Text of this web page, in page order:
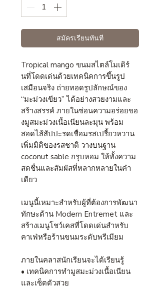
สมัครเรียนทันที
Tropical mango ขนมสไตล์โมเดิร์
นที่โดดเด่นด้วยเทคนิคการขึ้นรูป
เสมือนจริง ถ่ายทอดรูปลักษณ์ของ
“มะม่วงเขียว” ได้อย่างสวยงามและ
สร้างสรรค์ ภายในซ่อนความอร่อยขอ
งมูสมะม่วงเนื้อเนียนละมุน พร้อม
สอดไส้สัปปะรดเชื่อมรสเปรี้ยวหวาน
เพิ่มมิติของรสชาติ วางบนฐาน
coconut sable กรุบหอม ให้ทั้งความ
สดชื่นและสัมผัสที่หลากหลายในคำ
เดียว
เมนูนี้เหมาะสำหรับผู้ที่ต้องการพัฒนา
ทักษะด้าน Modern Entremet และ
สร้างเมนูโชว์เคสที่โดดเด่นสำหรับ
คาเฟ่หรือร้านขนมระดับพรีเมียม
ภายในคลาสนักเรียนจะได้เรียนรู้
• เทคนิคการทำมูสมะม่วงเนื้อเนียน
และเซ็ตตัวสวย